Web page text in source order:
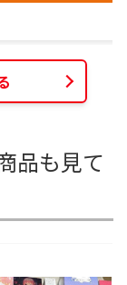
品も見て